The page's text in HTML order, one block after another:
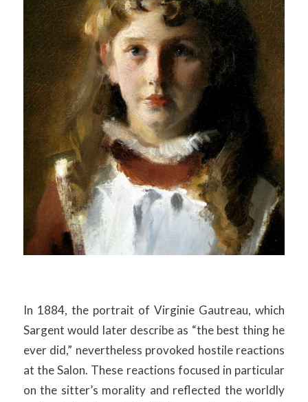
In 1884, the portrait of Virginie Gautreau, which
Sargent would later describe as “the best thing he
ever did,” nevertheless provoked hostile reactions
at the Salon. These reactions focused in particular
on the sitter’s morality and reflected the worldly